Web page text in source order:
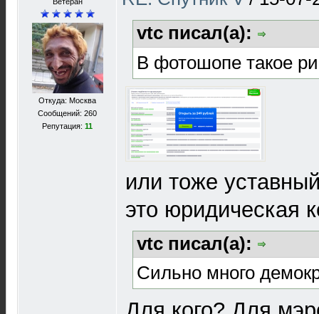
Откуда: Москва
Сообщений: 260
Репутация: 11
vtc писал(а):
В фотошопе такое
или тоже
это юридическая
vtc писал(а):
Сильно много